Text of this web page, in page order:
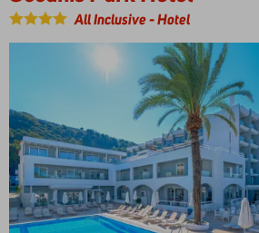
Miniclub
en
minidisco
familiekamers
All
Inclusive
met
uitgebreide
buffetten
All Inclusive-Hotel